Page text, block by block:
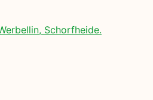
Schorfheide.